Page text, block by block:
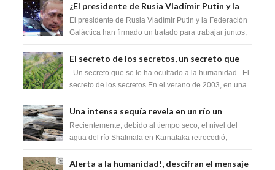
¿El presidente de Rusia Vladímir Putin y la
Federación Galactica han firmado un
tratado para acabar con los Sionistas?
El presidente de Rusia Vladímir Putin y la Federación
Galáctica han firmado un tratado para trabajar juntos,
El secreto de los secretos, un secreto que
cambiaría por completo el destino de la
humanidad
Un secreto que se le ha ocultado a la humanidad El
secreto de los secretos En el verano de 2003, en una
Una intensa sequía revela en un río un
impresionante hallazgo de miles de Shiva
Lingas
Recientemente, debido al tiempo seco, el nivel del
agua del río Shalmala en Karnataka retrocedió,
Alerta a la humanidad!, descifran el mensaje